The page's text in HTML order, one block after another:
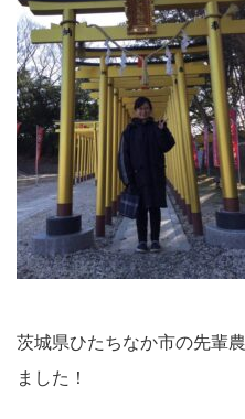
茨城県ひたちなか市の先輩
ました！